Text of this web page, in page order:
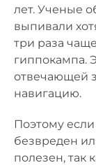
лет. Ученые
выпивали
три раза
гиппокампа.
отвечающей
навигацию.
Поэтому если
безвреден
полезен, так